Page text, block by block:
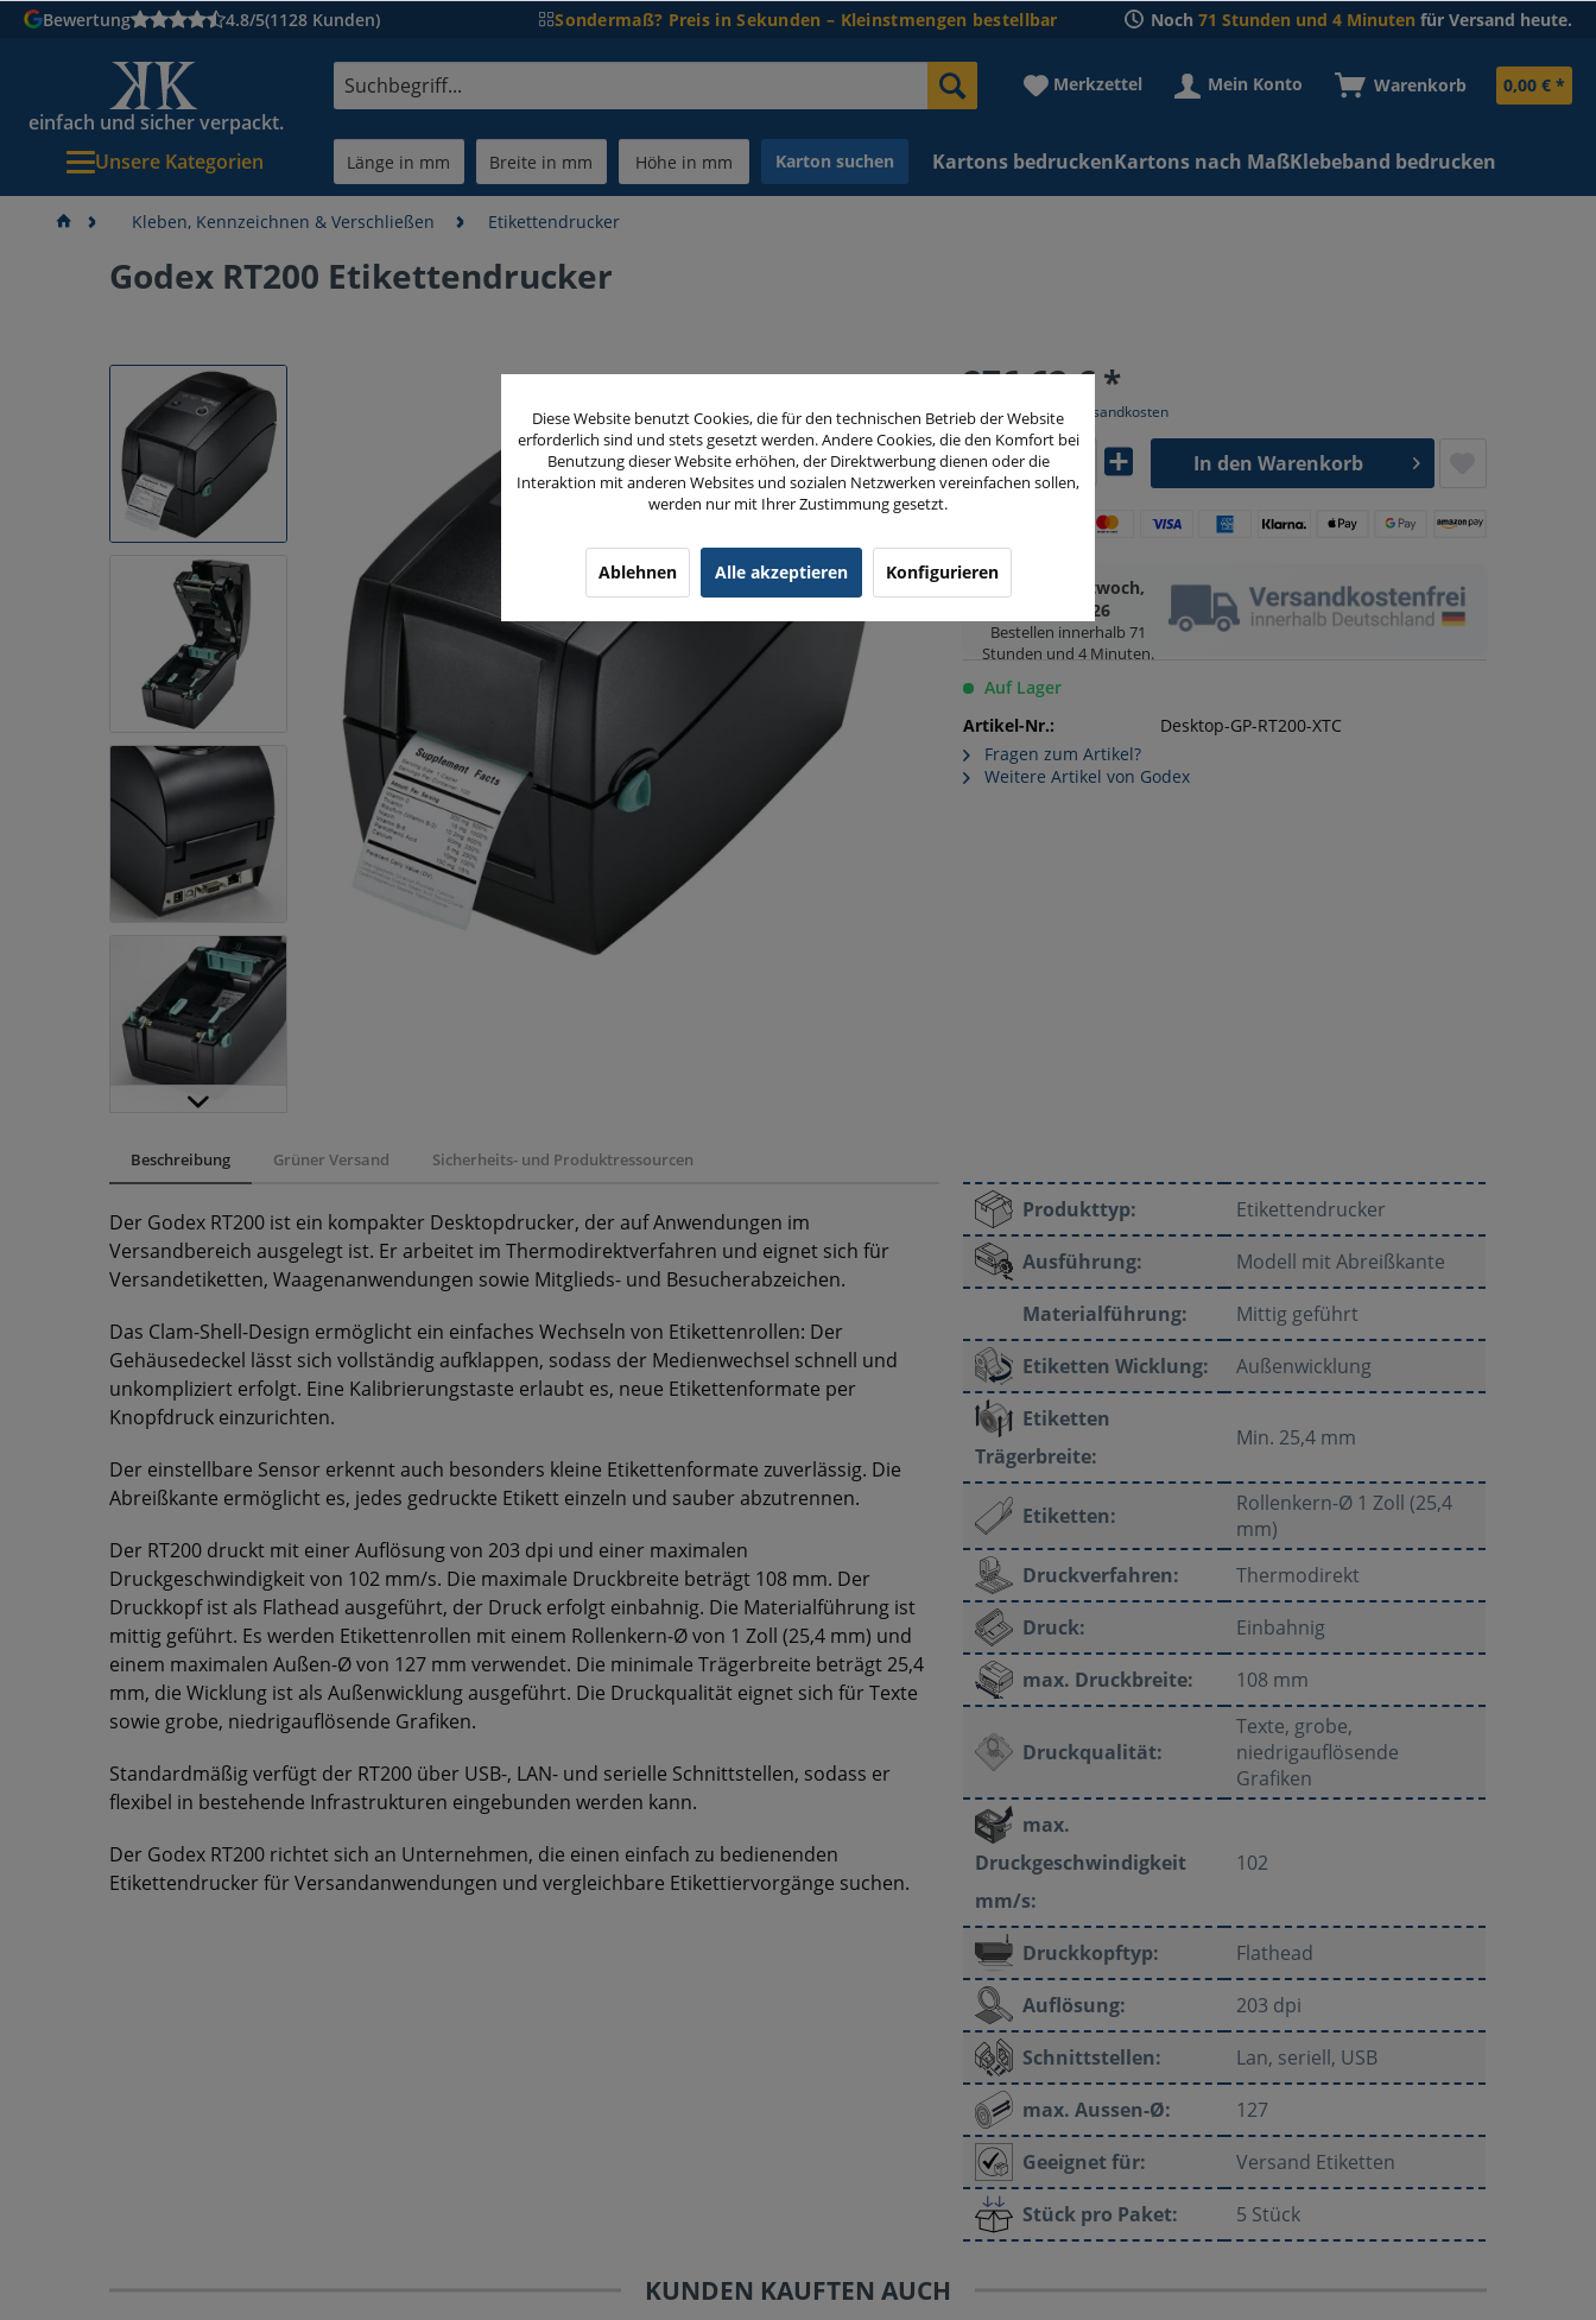
Bewertung 4.8/5(1128 Kunden) Sondermaß? Preis in Sekunden – Kleinstmengen bestellbar Noch 71 Stunden und 4 Minuten für Versand heute.
einfach und sicher verpackt.
Merkzettel Mein Konto Warenkorb 0,00 € *
Unsere Kategorien Karton suchen Kartons bedruckenKartons nach MaßKlebeband bedrucken
Kleben, Kennzeichnen & Verschließen Etikettendrucker
Godex RT200 Etikettendrucker
276,62 € *
inkl. MwSt.zzgl. Versandkosten
Mittwoch,
12.08.2026
Bestellen innerhalb 71
Stunden und 4 Minuten.
In den Warenkorb
Auf Lager
Artikel-Nr.:
Desktop-GP-RT200-XTC
Fragen zum Artikel?
Weitere Artikel von Godex
Beschreibung Grüner Versand Sicherheits- und Produktressourcen
Der Godex RT200 ist ein kompakter Desktopdrucker, der auf Anwendungen im
Versandbereich ausgelegt ist. Er arbeitet im Thermodirektverfahren und eignet sich für
Versandetiketten, Waagenanwendungen sowie Mitglieds- und Besucherabzeichen.
Das Clam-Shell-Design ermöglicht ein einfaches Wechseln von Etikettenrollen: Der
Gehäusedeckel lässt sich vollständig aufklappen, sodass der Medienwechsel schnell und
unkompliziert erfolgt. Eine Kalibrierungstaste erlaubt es, neue Etikettenformate per
Knopfdruck einzurichten.
Der einstellbare Sensor erkennt auch besonders kleine Etikettenformate zuverlässig. Die
Abreißkante ermöglicht es, jedes gedruckte Etikett einzeln und sauber abzutrennen.
Der RT200 druckt mit einer Auflösung von 203 dpi und einer maximalen
Druckgeschwindigkeit von 102 mm/s. Die maximale Druckbreite beträgt 108 mm. Der
Druckkopf ist als Flathead ausgeführt, der Druck erfolgt einbahnig. Die Materialführung ist
mittig geführt. Es werden Etikettenrollen mit einem Rollenkern-Ø von 1 Zoll (25,4 mm) und
einem maximalen Außen-Ø von 127 mm verwendet. Die minimale Trägerbreite beträgt 25,4
mm, die Wicklung ist als Außenwicklung ausgeführt. Die Druckqualität eignet sich für Texte
sowie grobe, niedrigauflösende Grafiken.
Standardmäßig verfügt der RT200 über USB-, LAN- und serielle Schnittstellen, sodass er
flexibel in bestehende Infrastrukturen eingebunden werden kann.
Der Godex RT200 richtet sich an Unternehmen, die einen einfach zu bedienenden
Etikettendrucker für Versandanwendungen und vergleichbare Etikettiervorgänge suchen.
Produkttyp:
Etikettendrucker
Ausführung:
Modell mit Abreißkante
Materialführung:
Mittig geführt
Etiketten Wicklung:
Außenwicklung
Etiketten
Trägerbreite:
Min. 25,4 mm
Etiketten:
Rollenkern-Ø 1 Zoll (25,4
mm)
Druckverfahren:
Thermodirekt
Druck:
Einbahnig
max. Druckbreite:
108 mm
Druckqualität:
Texte, grobe,
niedrigauflösende
Grafiken
max.
Druckgeschwindigkeit
mm/s:
102
Druckkopftyp:
Flathead
Auflösung:
203 dpi
Schnittstellen:
Lan, seriell, USB
max. Aussen-Ø:
127
Geeignet für:
Versand Etiketten
Stück pro Paket:
5 Stück
KUNDEN KAUFTEN AUCH
Diese Website benutzt Cookies, die für den technischen Betrieb der Website
erforderlich sind und stets gesetzt werden. Andere Cookies, die den Komfort bei
Benutzung dieser Website erhöhen, der Direktwerbung dienen oder die
Interaktion mit anderen Websites und sozialen Netzwerken vereinfachen sollen,
werden nur mit Ihrer Zustimmung gesetzt.
Ablehnen Alle akzeptieren Konfigurieren